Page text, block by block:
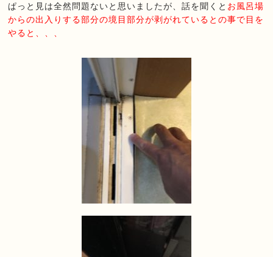
ぱっと見は全然問題ないと思いましたが、話を聞くと お風呂場
からの出入りする部分の境目部分が剥がれているとの事で目を
やると、、、